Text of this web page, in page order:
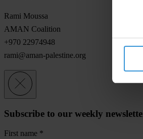
Rami Moussa
AMAN Coalition
+970 22974948
rami@aman-palestine.org
Subscribe to our weekly
First name *